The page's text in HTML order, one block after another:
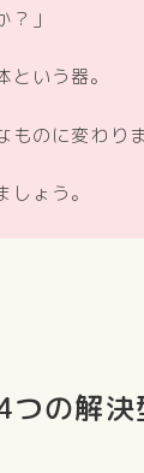
」
いう器。
のに変わりま
ょう。
つの解決